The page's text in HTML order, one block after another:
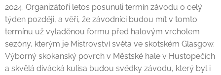
2024. Organizátoři letos posunuli termín závodu o celý
týden později, a věří, že závodníci budou mít v tomto
termínu už vyladěnou formu před halovým vrcholem
sezóny, kterým je Mistrovství světa ve skotském Glasgow.
Výborný skokanský povrch v Městské hale v Hustopečích
a skvělá divácká kulisa budou svědky závodu, který byl i